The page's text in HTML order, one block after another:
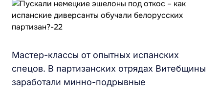
Мастер-классы от опытных испанских
спецов. В партизанских отрядах Витебщины
заработали минно-подрывные